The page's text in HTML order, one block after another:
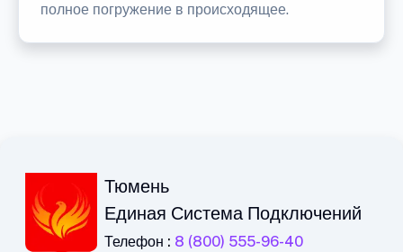
полное погружение в происходящее.
Тюмень
Единая Система Подключений
Телефон : 8 (800) 555-96-40